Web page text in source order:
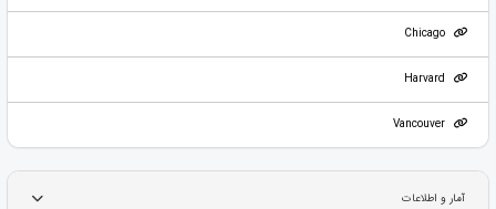
Chicago
Vancouver
آمار و اطلاعات